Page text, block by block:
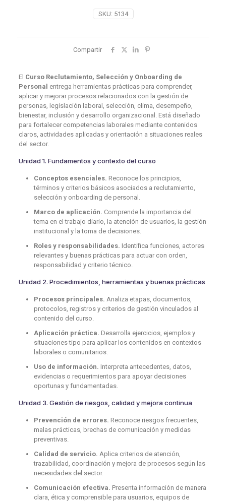
SKU: 5134
Compartir
El Curso Reclutamiento, Selección y Onboarding de
Personal entrega herramientas prácticas para comprender,
aplicar y mejorar procesos relacionados con la gestión de
personas, legislación laboral, selección, clima, desempeño,
bienestar, inclusión y desarrollo organizacional. Está diseñado
para fortalecer competencias laborales mediante contenidos
claros, actividades aplicadas y orientación a situaciones reales
del sector.
Unidad 1. Fundamentos y contexto del curso
Conceptos esenciales. Reconoce los principios,
términos y criterios básicos asociados a reclutamiento,
selección y onboarding de personal.
Marco de aplicación. Comprende la importancia del
tema en el trabajo diario, la atención de usuarios, la gestión
institucional y la toma de decisiones.
Roles y responsabilidades. Identifica funciones, actores
relevantes y buenas prácticas para actuar con orden,
responsabilidad y criterio técnico.
Unidad 2. Procedimientos, herramientas y buenas prácticas
Procesos principales. Analiza etapas, documentos,
protocolos, registros y criterios de gestión vinculados al
contenido del curso.
Aplicación práctica. Desarrolla ejercicios, ejemplos y
situaciones tipo para aplicar los contenidos en contextos
laborales o comunitarios.
Uso de información. Interpreta antecedentes, datos,
evidencias o requerimientos para apoyar decisiones
oportunas y fundamentadas.
Unidad 3. Gestión de riesgos, calidad y mejora continua
Prevención de errores. Reconoce riesgos frecuentes,
malas prácticas, brechas de comunicación y medidas
preventivas.
Calidad de servicio. Aplica criterios de atención,
trazabilidad, coordinación y mejora de procesos según las
necesidades del sector.
Comunicación efectiva. Presenta información de manera
clara, ética y comprensible para usuarios, equipos de